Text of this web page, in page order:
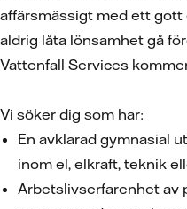
affärsmässigt med ett
aldrig låta lönsamhet gå
Vattenfall Services
Vi söker dig som har:
En avklarad gymnasial
inom el, elkraft, teknik
Arbetslivserfarenhet av